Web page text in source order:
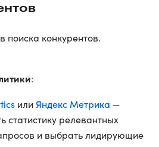
поиска конкурентов.
:
илиЯндекс Метрика —
статистику релевантных
и выбрать лидирующие